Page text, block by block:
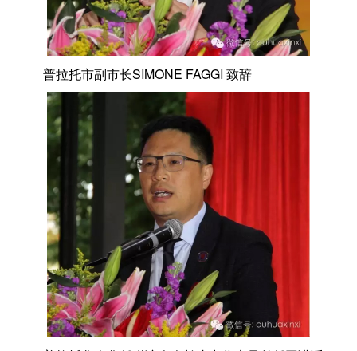
普拉托市副市长SIMONE FAGGI 致辞